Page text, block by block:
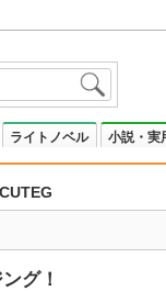
ライトノベル 小説・実
CUTEG
グ！